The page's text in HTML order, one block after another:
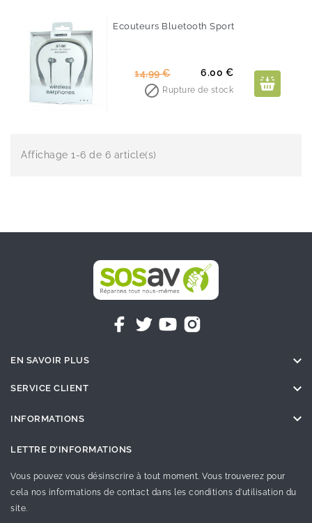
Ecouteurs Bluetooth Sport
Prix
de
14,99 €Prix 6.00 €
 Rupture de stock
Affichage 1-6 de 6 article(s)
EN SAVOIR PLUS 
SERVICE CLIENT 
INFORMATIONS 
LETTRE D'INFORMATIONS
Vous pouvez vous désinscrire à tout moment. Vous trouverez pour
cela nos informations de contact dans les conditions d'utilisation du
site.